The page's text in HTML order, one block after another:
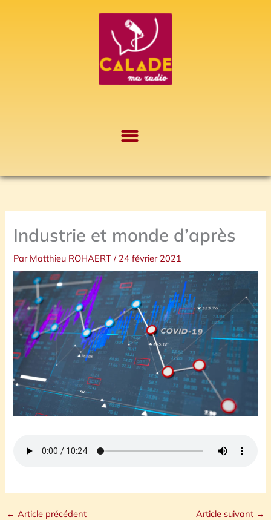
Industrie et monde d’après
Par Matthieu ROHAERT/ 24 février 2021
← Article précédent Article suivant →